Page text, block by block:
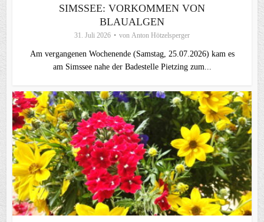
SIMSSEE: VORKOMMEN VON
BLAUALGEN
31. Juli 2026 von Anton Hötzelsperger
Am vergangenen Wochenende (Samstag, 25.07.2026) kam es
am Simssee nahe der Badestelle Pietzing zum...